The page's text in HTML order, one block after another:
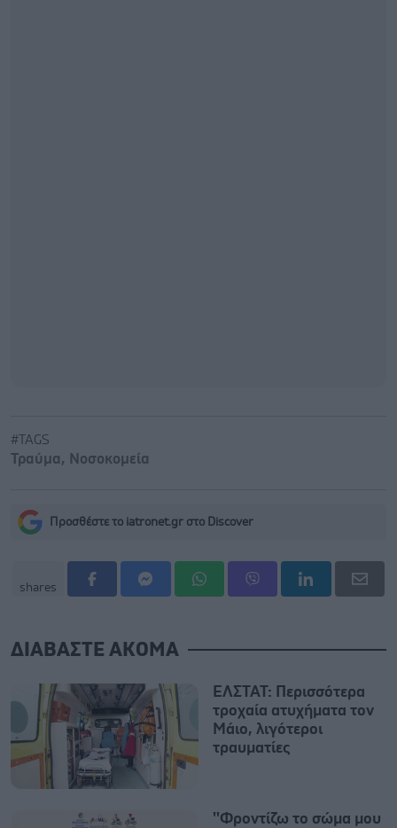
#TAGS
Τραύμα, Νοσοκομεία
Προσθέστε το iatronet.gr στο Discover
shares
ΔΙΑΒΑΣΤΕ ΑΚΟΜΑ
ΕΛΣΤΑΤ: Περισσότερα
τροχαία ατυχήματα τον
Μάιο, λιγότεροι
τραυματίες
''Φροντίζω το σώμα μου